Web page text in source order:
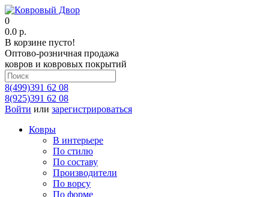
0
0.0 р.
В корзине пусто!
Оптово-розничная продажа
ковров и ковровых покрытий
8(499)391 62 08
8(925)391 62 08
Войти или зарегистрироваться
Ковры
В интерьере
По стилю
По составу
Производители
По ворсу
По форме